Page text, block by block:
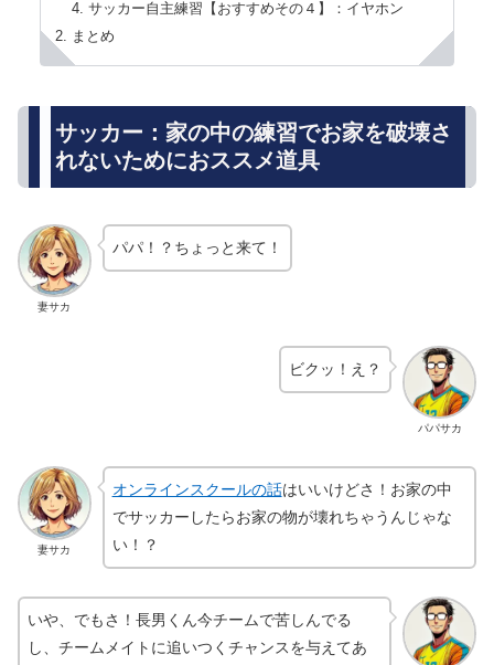
サッカー自主練習【おすすめその４】：イヤホン
まとめ
サッカー：家の中の練習でお家を破壊さ
れないためにおススメ道具
妻サカ
パパ！？ちょっと来て！
パパサカ
ビクッ！え？
妻サカ
オンラインスクールの話はいいけどさ！お家の中
でサッカーしたらお家の物が壊れちゃうんじゃな
い！？
いや、でもさ！長男くん今チームで苦しんでる
し、チームメイトに追いつくチャンスを与えてあ